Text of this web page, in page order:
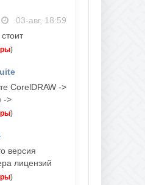
03-авг, 18:59
)
03-авг, 18:58
CorelDRAW ->
->
)
версия
лицензий
)